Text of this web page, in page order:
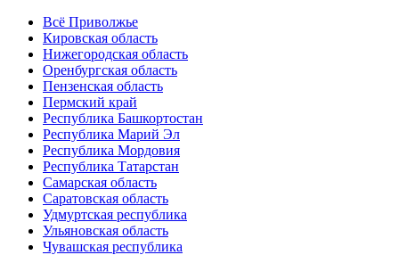
Всё Приволжье
Кировская область
Нижегородская область
Оренбургская область
Пензенская область
Пермский край
Республика Башкортостан
Республика Марий Эл
Республика Мордовия
Республика Татарстан
Самарская область
Саратовская область
Удмуртская республика
Ульяновская область
Чувашская республика